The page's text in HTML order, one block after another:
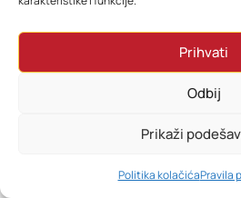
Prihvati
Odbij
Prikaži
Politika kolačićaPravila
PRETRAŽI